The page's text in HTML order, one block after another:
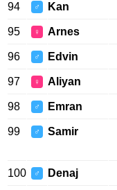
94 ♂ Kan
95 ♀ Arnes
96 ♂ Edvin
97 ♀ Aliyan
98 ♂ Emran
99 ♂ Samir
100 ♂ Denaj